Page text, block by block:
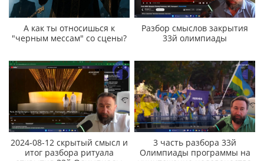
А как ты относишься к
"черным мессам" со сцены?
Разбор смыслов закрытия
33й олимпиады
2024-08-12 скрытый смысл и
итог разбора ритуала
3 часть разбора 33й
Олимпиады программы на